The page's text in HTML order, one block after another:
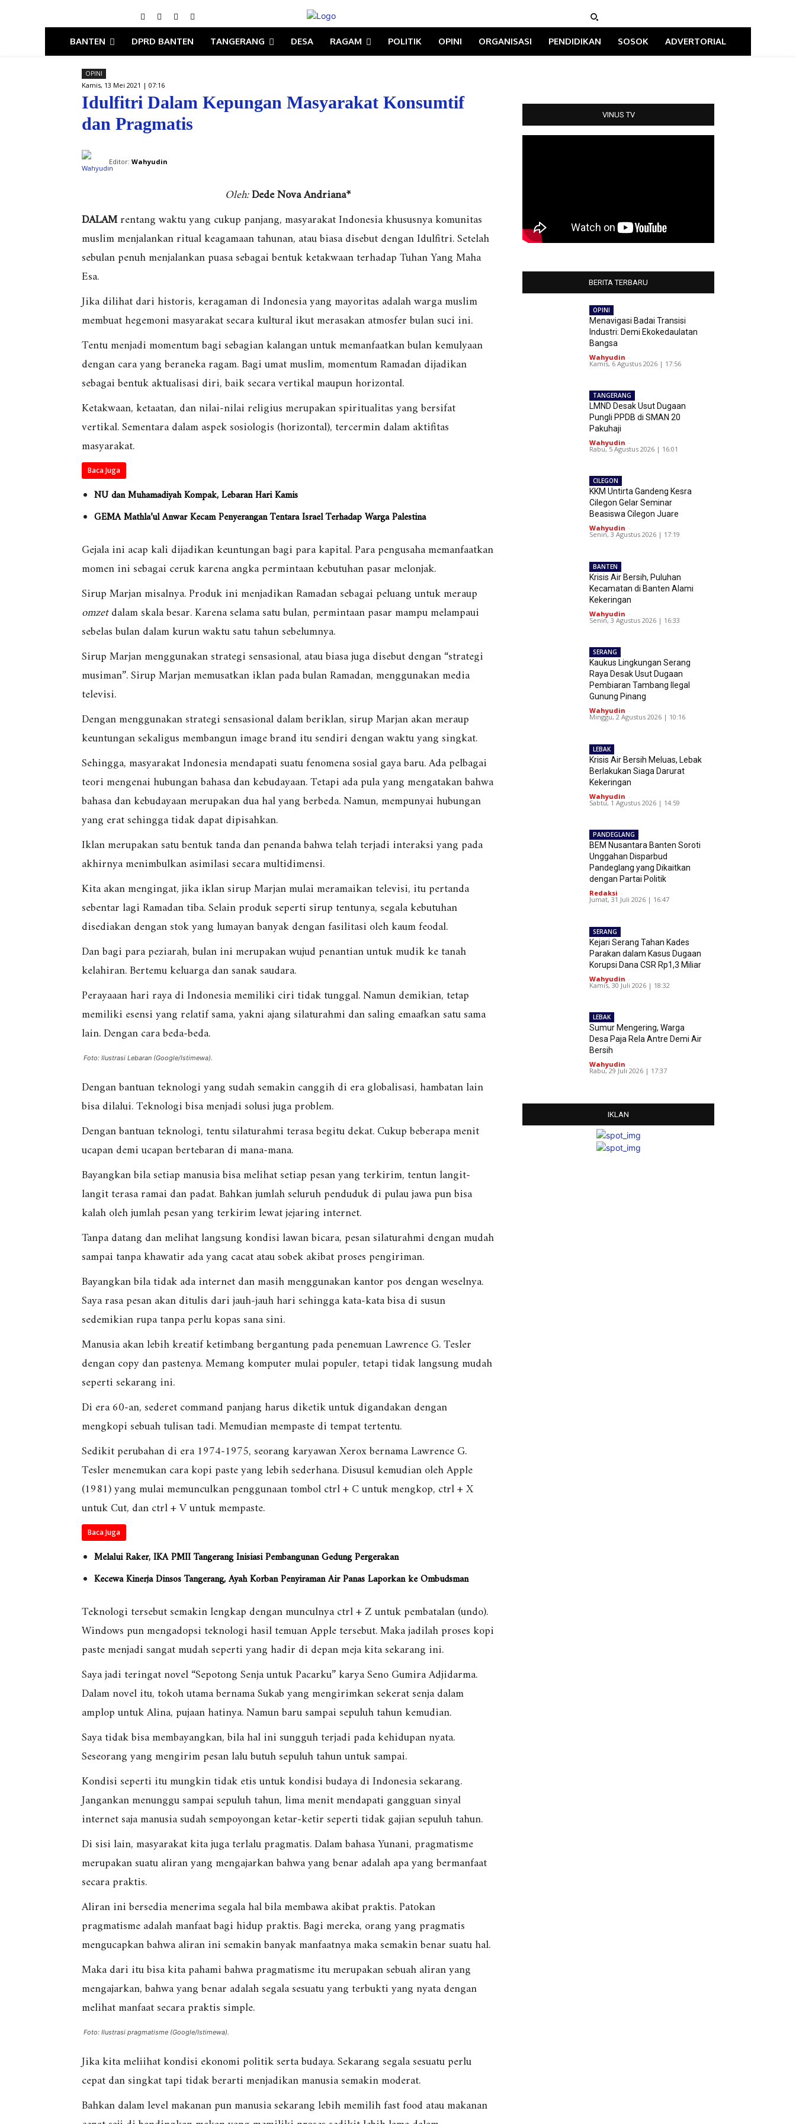
BANTEN DPRD BANTEN TANGERANG DESA RAGAM POLITIK OPINI ORGANISASI PENDIDIKAN SOSOK ADVERTORIAL
OPINI
Kamis, 13 Mei 2021 | 07:16
Idulfitri Dalam Kepungan Masyarakat Konsumtif
dan Pragmatis
Editor: Wahyudin
Oleh:Dede Nova Andriana*
DALAMrentang waktu yang cukup panjang, masyarakat Indonesia khususnya komunitas
muslim menjalankan ritual keagamaan tahunan, atau biasa disebut dengan Idulfitri. Setelah
sebulan penuh menjalankan puasa sebagai bentuk ketakwaan terhadap Tuhan Yang Maha
Esa.
Jika dilihat dari historis, keragaman di Indonesia yang mayoritas adalah warga muslim
membuat hegemoni masyarakat secara kultural ikut merasakan atmosfer bulan suci ini.
Tentu menjadi momentum bagi sebagian kalangan untuk memanfaatkan bulan kemulyaan
dengan cara yang beraneka ragam. Bagi umat muslim, momentum Ramadan dijadikan
sebagai bentuk aktualisasi diri, baik secara vertikal maupun horizontal.
Ketakwaan, ketaatan, dan nilai-nilai religius merupakan spiritualitas yang bersifat
vertikal. Sementara dalam aspek sosiologis (horizontal), tercermin dalam aktifitas
masyarakat.
Baca Juga
NU dan Muhamadiyah Kompak, Lebaran Hari Kamis
GEMA Mathla’ul Anwar Kecam Penyerangan Tentara Israel Terhadap Warga Palestina
Gejala ini acap kali dijadikan keuntungan bagi para kapital. Para pengusaha memanfaatkan
momen ini sebagai ceruk karena angka permintaan kebutuhan pasar melonjak.
Sirup Marjan misalnya. Produk ini menjadikan Ramadan sebagai peluang untuk meraup
omzetdalam skala besar. Karena selama satu bulan, permintaan pasar mampu melampaui
sebelas bulan dalam kurun waktu satu tahun sebelumnya.
Sirup Marjan menggunakan strategi sensasional, atau biasa juga disebut dengan “strategi
musiman”. Sirup Marjan memusatkan iklan pada bulan Ramadan, menggunakan media
televisi.
Dengan menggunakan strategi sensasional dalam beriklan, sirup Marjan akan meraup
keuntungan sekaligus membangun image brand itu sendiri dengan waktu yang singkat.
Sehingga, masyarakat Indonesia mendapati suatu fenomena sosial gaya baru. Ada pelbagai
teori mengenai hubungan bahasa dan kebudayaan. Tetapi ada pula yang mengatakan bahwa
bahasa dan kebudayaan merupakan dua hal yang berbeda. Namun, mempunyai hubungan
yang erat sehingga tidak dapat dipisahkan.
Iklan merupakan satu bentuk tanda dan penanda bahwa telah terjadi interaksi yang pada
akhirnya menimbulkan asimilasi secara multidimensi.
Kita akan mengingat, jika iklan sirup Marjan mulai meramaikan televisi, itu pertanda
sebentar lagi Ramadan tiba. Selain produk seperti sirup tentunya, segala kebutuhan
disediakan dengan stok yang lumayan banyak dengan fasilitasi oleh kaum feodal.
Dan bagi para peziarah, bulan ini merupakan wujud penantian untuk mudik ke tanah
kelahiran. Bertemu keluarga dan sanak saudara.
Perayaaan hari raya di Indonesia memiliki ciri tidak tunggal. Namun demikian, tetap
memiliki esensi yang relatif sama, yakni ajang silaturahmi dan saling emaafkan satu sama
lain. Dengan cara beda-beda.
Foto: Ilustrasi Lebaran (Google/Istimewa).
Dengan bantuan teknologi yang sudah semakin canggih di era globalisasi, hambatan lain
bisa dilalui. Teknologi bisa menjadi solusi juga problem.
Dengan bantuan teknologi, tentu silaturahmi terasa begitu dekat. Cukup beberapa menit
ucapan demi ucapan bertebaran di mana-mana.
Bayangkan bila setiap manusia bisa melihat setiap pesan yang terkirim, tentun langit-
langit terasa ramai dan padat. Bahkan jumlah seluruh penduduk di pulau jawa pun bisa
kalah oleh jumlah pesan yang terkirim lewat jejaring internet.
Tanpa datang dan melihat langsung kondisi lawan bicara, pesan silaturahmi dengan mudah
sampai tanpa khawatir ada yang cacat atau sobek akibat proses pengiriman.
Bayangkan bila tidak ada internet dan masih menggunakan kantor pos dengan weselnya.
Saya rasa pesan akan ditulis dari jauh-jauh hari sehingga kata-kata bisa di susun
sedemikian rupa tanpa perlu kopas sana sini.
Manusia akan lebih kreatif ketimbang bergantung pada penemuan Lawrence G. Tesler
dengan copy dan pastenya. Memang komputer mulai populer, tetapi tidak langsung mudah
seperti sekarang ini.
Di era 60-an, sederet command panjang harus diketik untuk digandakan dengan
mengkopi sebuah tulisan tadi. Memudian mempaste di tempat tertentu.
Sedikit perubahan di era 1974-1975, seorang karyawan Xerox bernama Lawrence G.
Tesler menemukan cara kopi paste yang lebih sederhana. Disusul kemudian oleh Apple
(1981) yang mulai memunculkan penggunaan tombol ctrl + C untuk mengkop, ctrl + X
untuk Cut, dan ctrl + V untuk mempaste.
Baca Juga
Melalui Raker, IKA PMII Tangerang Inisiasi Pembangunan Gedung Pergerakan
Kecewa Kinerja Dinsos Tangerang, Ayah Korban Penyiraman Air Panas Laporkan ke Ombudsman
Teknologi tersebut semakin lengkap dengan munculnya ctrl + Z untuk pembatalan (undo).
Windows pun mengadopsi teknologi hasil temuan Apple tersebut. Maka jadilah proses kopi
paste menjadi sangat mudah seperti yang hadir di depan meja kita sekarang ini.
Saya jadi teringat novel “Sepotong Senja untuk Pacarku” karya Seno Gumira Adjidarma.
Dalam novel itu, tokoh utama bernama Sukab yang mengirimkan sekerat senja dalam
amplop untuk Alina, pujaan hatinya. Namun baru sampai sepuluh tahun kemudian.
Saya tidak bisa membayangkan, bila hal ini sungguh terjadi pada kehidupan nyata.
Seseorang yang mengirim pesan lalu butuh sepuluh tahun untuk sampai.
Kondisi seperti itu mungkin tidak etis untuk kondisi budaya di Indonesia sekarang.
Jangankan menunggu sampai sepuluh tahun, lima menit mendapati gangguan sinyal
internet saja manusia sudah sempoyongan ketar-ketir seperti tidak gajian sepuluh tahun.
Di sisi lain, masyarakat kita juga terlalu pragmatis. Dalam bahasa Yunani, pragmatisme
merupakan suatu aliran yang mengajarkan bahwa yang benar adalah apa yang bermanfaat
secara praktis.
Aliran ini bersedia menerima segala hal bila membawa akibat praktis. Patokan
pragmatisme adalah manfaat bagi hidup praktis. Bagi mereka, orang yang pragmatis
mengucapkan bahwa aliran ini semakin banyak manfaatnya maka semakin benar suatu hal.
Maka dari itu bisa kita pahami bahwa pragmatisme itu merupakan sebuah aliran yang
mengajarkan, bahwa yang benar adalah segala sesuatu yang terbukti yang nyata dengan
melihat manfaat secara praktis simple.
Foto: Ilustrasi pragmatisme (Google/Istimewa).
Jika kita meliihat kondisi ekonomi politik serta budaya. Sekarang segala sesuatu perlu
cepat dan singkat tapi tidak berarti menjadikan manusia semakin moderat.
Bahkan dalam level makanan pun manusia sekarang lebih memilih fast food atau makanan
VINUS TV
BERITA TERBARU
OPINI
Menavigasi Badai Transisi
Industri: Demi Ekokedaulatan
Bangsa
Wahyudin -
Kamis, 6 Agustus 2026 | 17:56
TANGERANG
LMND Desak Usut Dugaan
Pungli PPDB di SMAN 20
Pakuhaji
Wahyudin -
Rabu, 5 Agustus 2026 | 16:01
CILEGON
KKM Untirta Gandeng Kesra
Cilegon Gelar Seminar
Beasiswa Cilegon Juare
Wahyudin -
Senin, 3 Agustus 2026 | 17:19
BANTEN
Krisis Air Bersih, Puluhan
Kecamatan di Banten Alami
Kekeringan
Wahyudin -
Senin, 3 Agustus 2026 | 16:33
SERANG
Kaukus Lingkungan Serang
Raya Desak Usut Dugaan
Pembiaran Tambang Ilegal
Gunung Pinang
Wahyudin -
Minggu, 2 Agustus 2026 | 10:16
LEBAK
Krisis Air Bersih Meluas, Lebak
Berlakukan Siaga Darurat
Kekeringan
Wahyudin -
Sabtu, 1 Agustus 2026 | 14:59
PANDEGLANG
BEM Nusantara Banten Soroti
Unggahan Disparbud
Pandeglang yang Dikaitkan
dengan Partai Politik
Redaksi -
Jumat, 31 Juli 2026 | 16:47
SERANG
Kejari Serang Tahan Kades
Parakan dalam Kasus Dugaan
Korupsi Dana CSR Rp1,3 Miliar
Wahyudin -
Kamis, 30 Juli 2026 | 18:32
LEBAK
Sumur Mengering, Warga
Desa Paja Rela Antre Demi Air
Bersih
Wahyudin -
Rabu, 29 Juli 2026 | 17:37
IKLAN